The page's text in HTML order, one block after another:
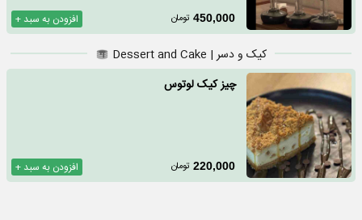
افزودن به سبد + 450,000 تومان
کیک و دسر | Dessert and Cake
چیز کیک لوتوس
افزودن به سبد + 220,000 تومان